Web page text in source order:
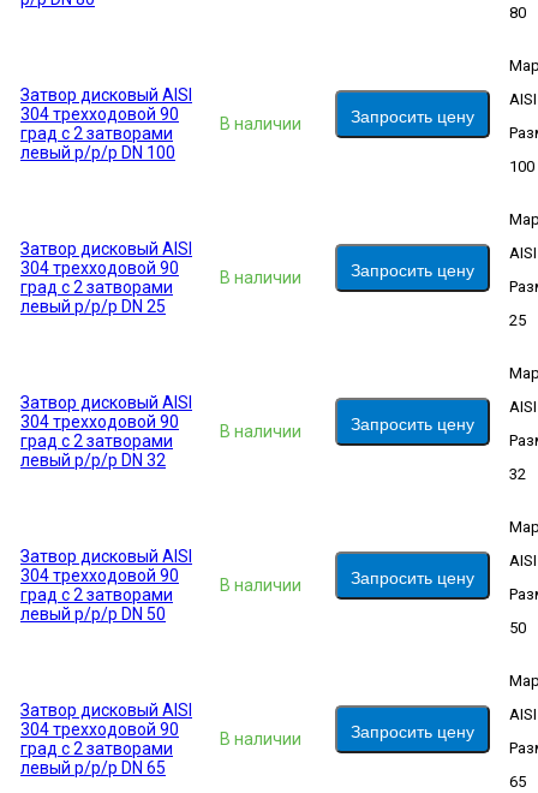
80
Затвор дисковый AISI
304 трехходовой 90
град с 2 затворами
левый р/р/р DN 100
В наличии Запросить цену
100
Затвор дисковый AISI
304 трехходовой 90
град с 2 затворами
левый р/р/р DN 25
В наличии Запросить цену
25
Затвор дисковый AISI
304 трехходовой 90
град с 2 затворами
левый р/р/р DN 32
В наличии Запросить цену
32
Затвор дисковый AISI
304 трехходовой 90
град с 2 затворами
левый р/р/р DN 50
В наличии Запросить цену
50
Затвор дисковый AISI
304 трехходовой 90
град с 2 затворами
левый р/р/р DN 65
В наличии Запросить цену
65